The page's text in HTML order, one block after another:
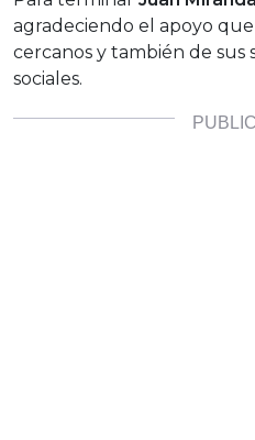
agradeciendo el apoyo
cercanos y también de sus
sociales.